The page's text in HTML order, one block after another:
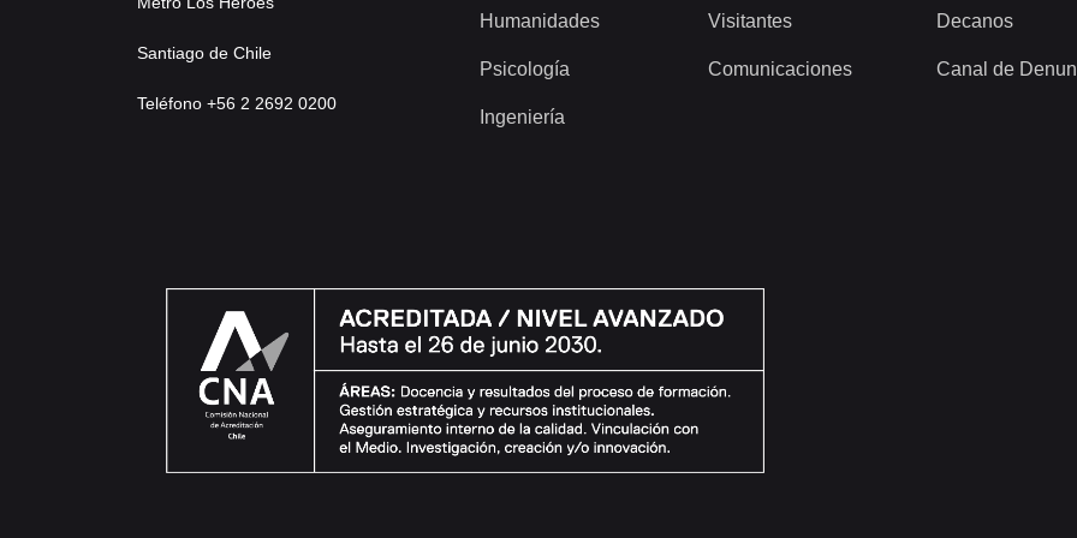
Santiago de Chile
Teléfono +56 2 2692 0200
Humanidades
Psicología
Ingeniería
Visitantes
Comunicaciones
Decanos
Canal de